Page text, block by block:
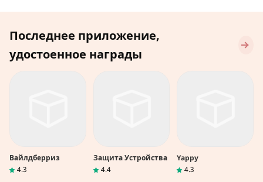
Последнее приложение,
удостоенное награды
Вайлдберриз
4.3
Защита Устройства
4.4
Yappy
4.3